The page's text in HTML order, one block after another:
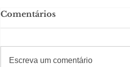
Comentários
Escreva um comentário
#Sugestões